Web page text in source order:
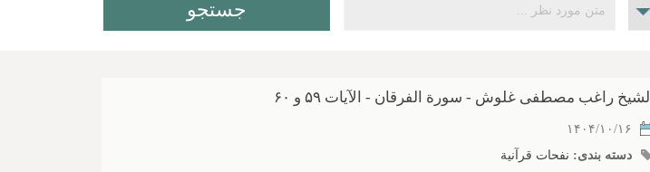
الشیخ راغب مصطفی غلوش - سورة الفرقان - الآیات ۵۹ و ۶۰
۱۴۰۴/۱۰/۱۶
دسته بندی: نفحات قرآنیة